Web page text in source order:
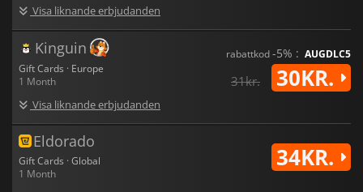
Visa liknande erbjudanden
Kinguin
Gift Cards · Europe
1 Month
Visa liknande erbjudanden
rabattkod-5% : AUGDLC5
31kr. 30KR.
Eldorado
Gift Cards · Global
1 Month
34KR.